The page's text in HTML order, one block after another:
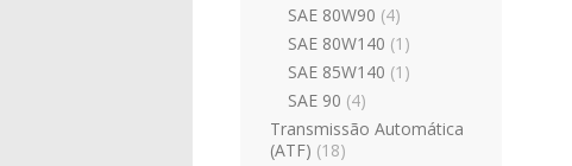
SAE 80W90 (4)
SAE 80W140 (1)
SAE 85W140 (1)
SAE 90 (4)
Transmissão Automática
(ATF) (18)